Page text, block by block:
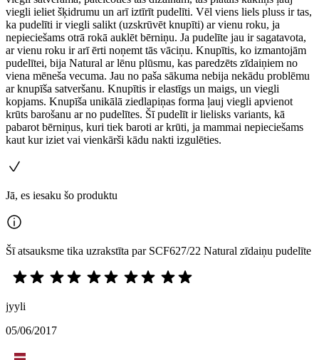
viegli ieliet šķidrumu un arī iztīrīt pudelīti. Vēl viens liels pluss ir tas,
ka pudelīti ir viegli salikt (uzskrūvēt knupīti) ar vienu roku, ja
nepieciešams otrā rokā auklēt bērniņu. Ja pudelīte jau ir sagatavota,
ar vienu roku ir arī ērti noņemt tās vāciņu. Knupītis, ko izmantojām
pudelītei, bija Natural ar lēnu plūsmu, kas paredzēts zīdaiņiem no
viena mēneša vecuma. Jau no paša sākuma nebija nekādu problēmu
ar knupīša satveršanu. Knupītis ir elastīgs un maigs, un viegli
kopjams. Knupīša unikālā ziedlapiņas forma ļauj viegli apvienot
krūts barošanu ar no pudelītes. Šī pudelīt ir lielisks variants, kā
pabarot bērniņus, kuri tiek baroti ar krūti, ja mammai nepieciešams
kaut kur iziet vai vienkārši kādu nakti izgulēties.
Jā, es iesaku šo produktu
Šī atsauksme tika uzrakstīta par SCF627/22 Natural zīdaiņu pudelīte
jyyli
05/06/2017